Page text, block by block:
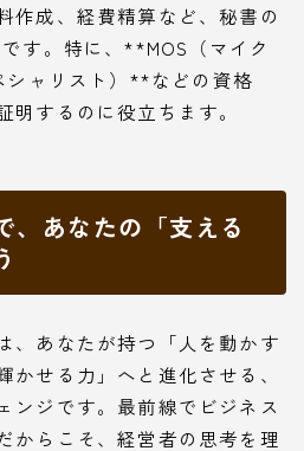
作成、経費精算など、秘書の
す。特に、**MOS（マイク
シャリスト）**などの資格
明するのに役立ちます。
、あなたの「支える
、あなたが持つ「人を動かす
かせる力」へと進化させる、
ンジです。最前線でビジネス
からこそ、経営者の思考を理